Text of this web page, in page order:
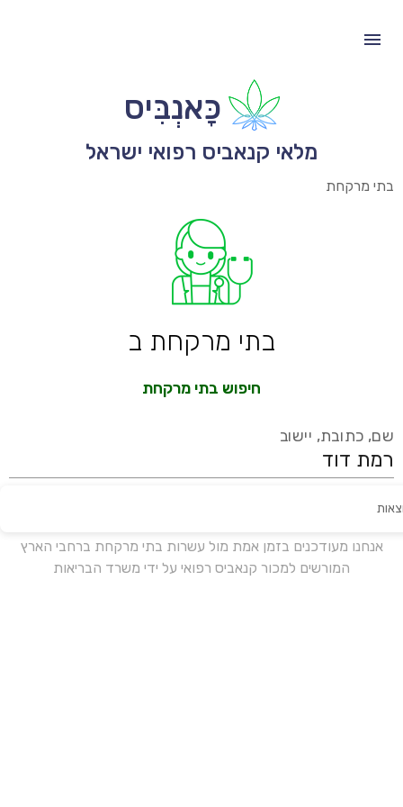
כָּאנְבִּיס
מלאי קנאביס רפואי ישראל
בתי מרקחת
בתי מרקחת ב
חיפוש בתי מרקחת
שם, כתובת, יישוב
אנחנו מעודכנים בזמן אמת מול עשרות בתי מרקחת ברחבי הארץ
המורשים למכור קנאביס רפואי על ידי משרד הבריאות